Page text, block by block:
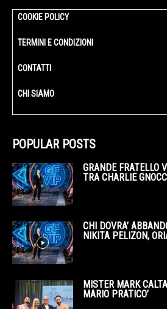
COOKIE POLICY
TERMINI E CONDIZIONI
CONTATTI
CHI SIAMO
POPULAR POSTS
GRANDE FRATELLO
TRA CHARLIE
CHI DOVRA’
NIKITA PELIZON,
MISTER MARK
MARIO PRATICO’